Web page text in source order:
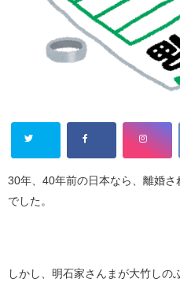
30年、40年前の日本なら、離婚
でした。
しかし、明石家さんまが大竹しの